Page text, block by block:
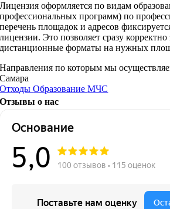
Лицензия оформляется по видам
профессиональных программ) по
перечень площадок и адресов
лицензии. Это позволяет сразу
дистанционные форматы на нужных
Направления по которым мы
Самара
ОтходыОбразованиеМЧС
Отзывы о нас